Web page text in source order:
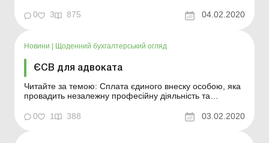
0 3 875 04.02.2020
Новини | Щоденний бухгалтерський огляд
ЄСВ для адвоката
Читайте за темою: Сплата єдиного внеску особою, яка
провадить незалежну професійну діяльність та
подвійною сплатою ЄСВ фізособою, яка зареєстрована
як самозайнята особа (підприємець та/або особа, яка
0 1 388 03.02.2020